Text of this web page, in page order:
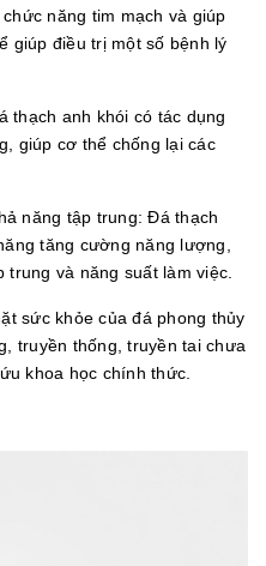
năng tim mạch và giúp
giúp điều trị một số bệnh lý
thạch anh khói có tác dụng
giúp cơ thể chống lại các
năng tập trung: Đá thạch
tăng cường năng lượng,
và năng suất làm việc.
sức khỏe của đá phong thủy
truyền thống, truyền tai chưa
khoa học chính thức.